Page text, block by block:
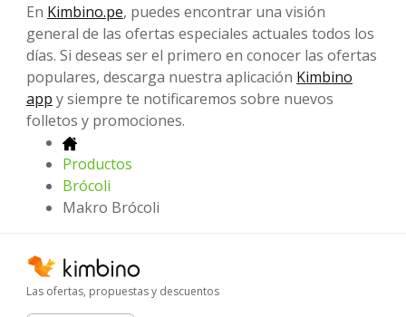
En Kimbino.pe, puedes encontrar una visión
general de las ofertas especiales actuales todos los
días. Si deseas ser el primero en conocer las ofertas
populares, descarga nuestra aplicación Kimbino
app y siempre te notificaremos sobre nuevos
folletos y promociones.
Productos
Brócoli
Makro Brócoli
Las ofertas, propuestas y descuentos